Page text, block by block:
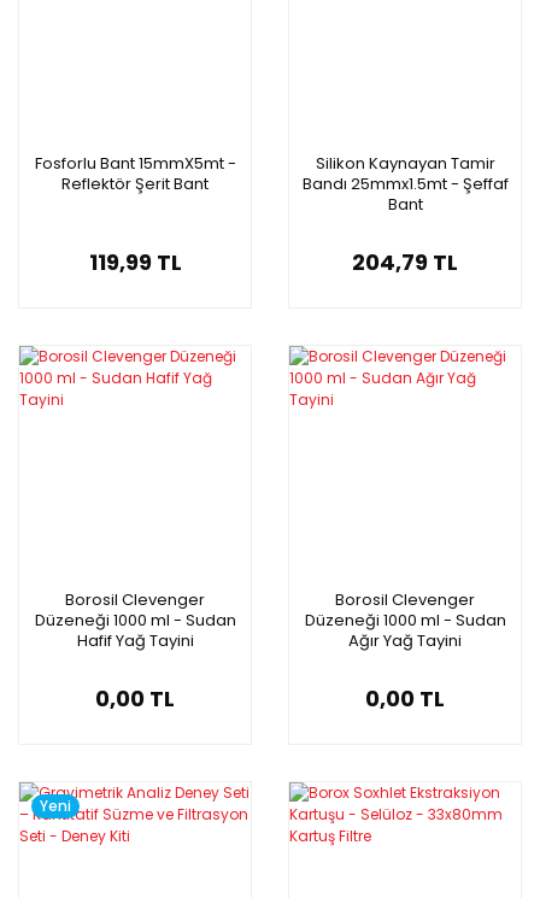
Fosforlu Bant 15mmX5mt -
Reflektör Şerit Bant
119,99 TL
Silikon Kaynayan Tamir
Bandı 25mmx1.5mt - Şeffaf
Bant
204,79 TL
Borosil Clevenger
Düzeneği 1000 ml - Sudan
Hafif Yağ Tayini
0,00 TL
Borosil Clevenger
Düzeneği 1000 ml - Sudan
Ağır Yağ Tayini
0,00 TL
Yeni